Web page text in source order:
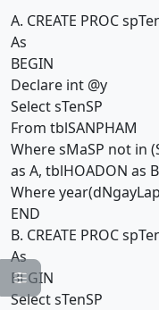

A. CREATE PROC
As
BEGIN
Declare int @y
Select sTenSP
From tblSANPHAM
Where sMaSP not in
as A, tblHOADON as B
Where
END
B. CREATE PROC
As
BEGIN
Select sTenSP